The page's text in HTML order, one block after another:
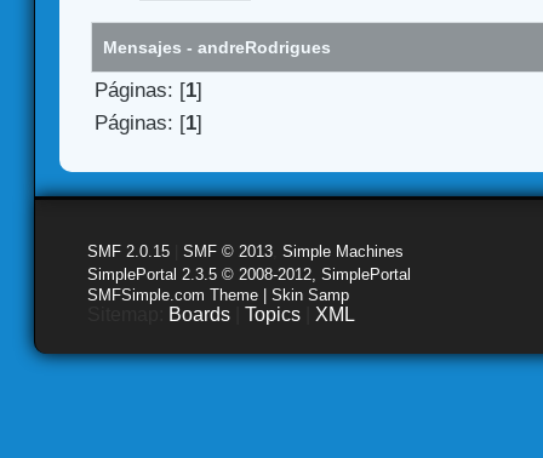
Mensajes - andreRodrigues
Páginas: [1]
Páginas: [1]
SMF 2.0.15 SMF © 2013 Simple Machines
SimplePortal 2.3.5 © 2008-2012, SimplePortal
SMFSimple.com Theme | Skin Samp
Boards Topics XML